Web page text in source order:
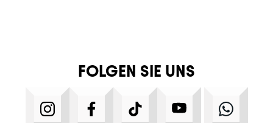
FOLGEN SIE UNS
INSTAGRAMFACEBOOKTIKTOK YOUTUBE